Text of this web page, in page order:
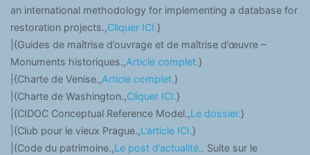
an international methodology for implementing a database for
restoration projects.,Cliquer ICI.}
|{Guides de maîtrise d’ouvrage et de maîtrise d’œuvre –
Monuments historiques.,Article complet.}
|{Charte de Venise.,Article complet.}
|{Charte de Washington.,Cliquer ICI.}
|{CIDOC Conceptual Reference Model.,Le dossier.}
|{Club pour le vieux Prague.,L’article ICI.}
|{Code du patrimoine.,Le post d’actualité.. Suite sur le